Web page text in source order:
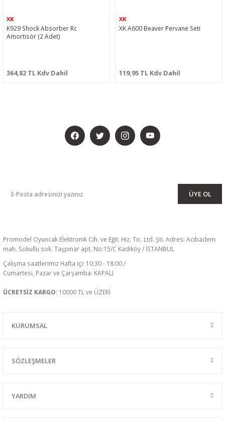
XK
K929 Shock Absorber Rc
Amortisör (2 Adet)
364,82 TL Kdv Dahil
XK
XK A600 Beaver Pervane Seti
119,95 TL Kdv Dahil
ÜYE OL
Promodel Oyuncak Elektronik Cih. ve Eğit. Hiz. Tic. Ltd. Şti. Adres: Acıbadem
mah. Sokullu sok. Taşpınar apt. No:15/C Kadıköy / İSTANBUL
Çalışma saatlerimiz Hafta içi: 10:30 - 18:00 /
Cumartesi, Pazar ve Çarşamba: KAPALI
ÜCRETSİZ KARGO: 10000 TL ve ÜZERİ
KURUMSAL
SÖZLEŞMELER
YARDIM